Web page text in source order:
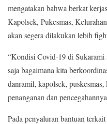
mengatakan bahwa berkat
Kapolsek, Pukesmas,
akan segera dilakukan lebih
“Kondisi Covid-19 di Sukarami
saja bagaimana kita
danramil, kapolsek,
penanganan dan
Pada penyaluran bantuan